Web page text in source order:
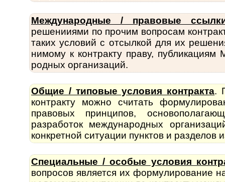
Международные / правовые
решенииями по прочим вопросам
таких условий с отсылкой для их
нимому к контракту праву,
род­ных орга­ни­заций.
Общие / типовые условия контракта.
кон­т­рак­ту можно счи­тать
правовых прин­ципов,
разработок меж­ду­на­род­ных
конкретной ситуации пунктов и разделов
Специальные / особые условия
во­п­ро­сов является их форму­лиро­вание